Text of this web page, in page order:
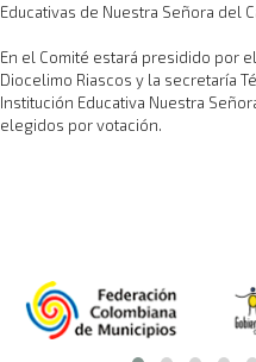
Educativas de Nuestra Señora del
En el Comité estará presidido por
Diocelimo Riascos y la secretaría
Institución Educativa Nuestra
elegidos por votación.